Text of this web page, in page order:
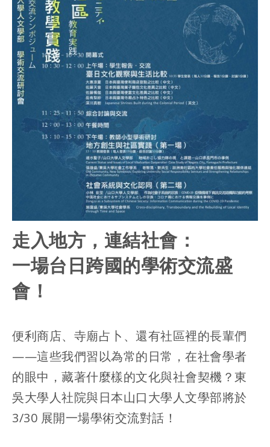
走入地方，連結社會：
一場台日跨國的學術交流盛
會！
便利商店、寺廟占卜、還有社區裡的長輩們
——這些我們習以為常的日常，在社會學者
的眼中，藏著什麼樣的文化與社會契機？東
吳大學人社院與日本山口大學人文學部將於
3/30 展開一場學術交流對話！